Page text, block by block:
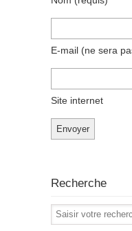
E-mail (ne sera
Site internet
Recherche